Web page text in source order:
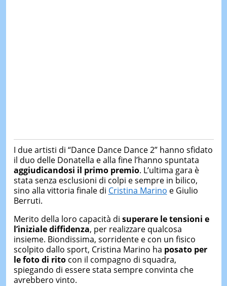
I due artisti di “Dance Dance Dance 2” hanno sfidato
il duo delle Donatella e alla fine l’hanno spuntata
aggiudicandosi il primo premio. L’ultima gara è
stata senza esclusioni di colpi e sempre in bilico,
sino alla vittoria finale di Cristina Marino e Giulio
Berruti.
Merito della loro capacità di superare le tensioni e
l’iniziale diffidenza, per realizzare qualcosa
insieme. Biondissima, sorridente e con un fisico
scolpito dallo sport, Cristina Marino ha posato per
le foto di ritocon il compagno di squadra,
spiegando di essere stata sempre convinta che
avrebbero vinto.